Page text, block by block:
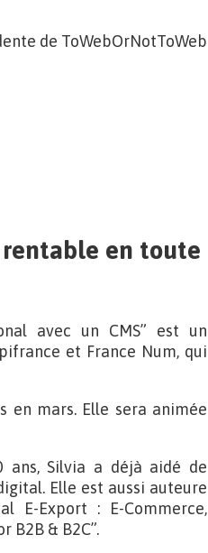
de ToWebOrNotToWeb
en toute
avec un CMS” est un
et France Num, qui
en mars. Elle sera animée
ans, Silvia a déjà aidé de
Elle est aussi auteure
E-Export : E-Commerce,
B2B & B2C”.